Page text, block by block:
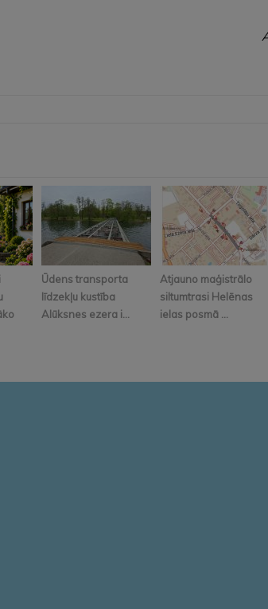
Ūdens transporta
līdzekļu kustība
Alūksnes ezera i...
Atjauno maģistrālo
siltumtrasi Helēnas
ielas posmā ...